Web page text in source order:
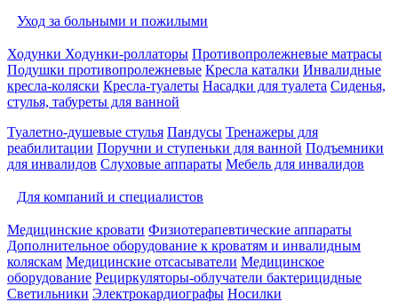
Уход за больными и пожилыми
Ходунки Ходунки-роллаторы Противопролежневые матрасы
Подушки противопролежневые Кресла каталки Инвалидные
кресла-коляски Кресла-туалеты Насадки для туалета Сиденья,
стулья, табуреты для ванной
Туалетно-душевые стулья Пандусы Тренажеры для
реабилитации Поручни и ступеньки для ванной Подъемники
для инвалидов Слуховые аппараты Мебель для инвалидов
Для компаний и специалистов
Медицинские кровати Физиотерапевтические аппараты
Дополнительное оборудование к кроватям и инвалидным
коляскам Медицинские отсасыватели Медицинское
оборудование Рециркуляторы-облучатели бактерицидные
Светильники Электрокардиографы Носилки